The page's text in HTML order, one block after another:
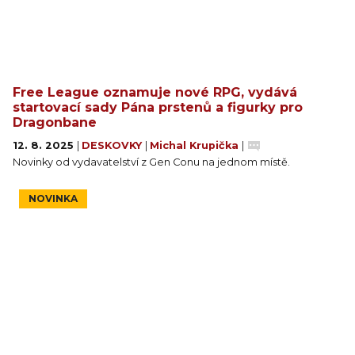
podobě rad rozesetých v textu.
Free League oznamuje nové RPG, vydává
startovací sady Pána prstenů a figurky pro
Dragonbane
12. 8. 2025 DESKOVKY Michal Krupička
Novinky od vydavatelství z Gen Conu na jednom místě.
NOVINKA